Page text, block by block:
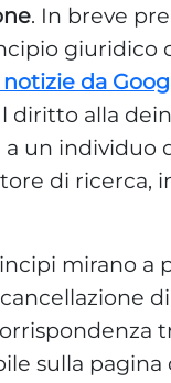
. In breve
giuridico
da
diritto alla
un individuo
di ricerca,
mirano a
sulla